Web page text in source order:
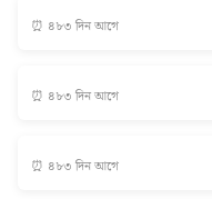
⏰ ৪৮৩ দিন আগে
⏰ ৪৮৩ দিন আগে
⏰ ৪৮৩ দিন আগে